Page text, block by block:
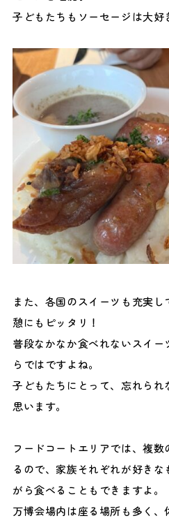
子どもたちもソーセージは大好
また、各国のスイーツも充実
憩にもピッタリ！
普段なかなか食べれないスイ
らではですよね。
子どもたちにとって、忘れられ
思います。
フードコートエリアでは、複
るので、家族それぞれが好き
がら食べることもできますよ。
万博会場内は座る場所も多く